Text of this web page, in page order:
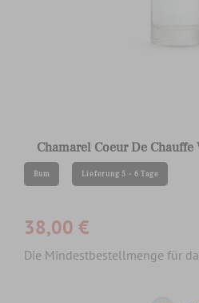
Chamarel Coeur De
Rum Lieferung 5 - 6 Tage
38,00 €
Die Mindestbestellmenge für